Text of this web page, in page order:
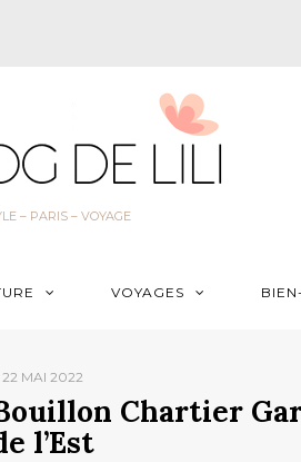
– PARIS – VOYAGE
VOYAGES
22 MAI 2022
Chartier
l’Est